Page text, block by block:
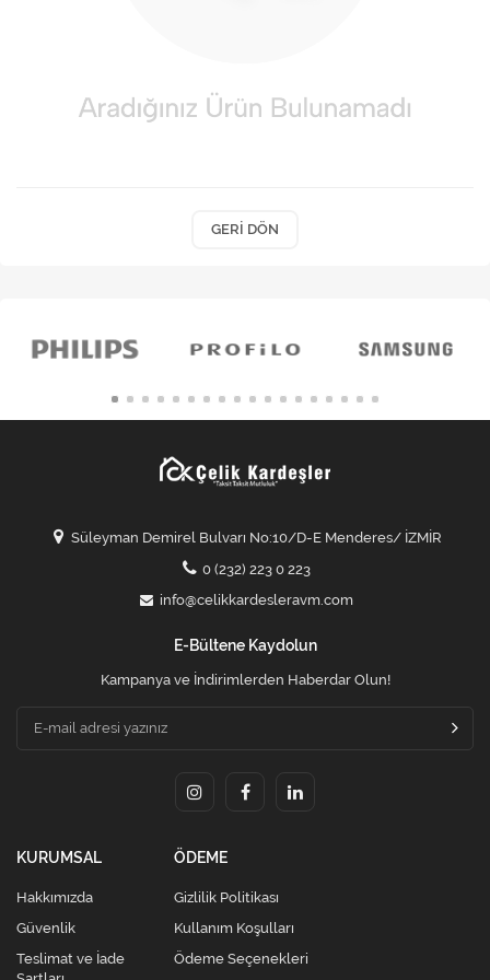
Ev Tekstili
GERI DÖN
Süleyman Demirel Bulvarı No:10/D-E Menderes/ İZMİR
0 (232) 223 0 223
info@celikkardesleravm.com
E-Bültene Kaydolun
Kampanya ve İndirimlerden Haberdar Olun!
KURUMSAL
Hakkımızda
Güvenlik
Teslimat ve İade
ÖDEME
Gizlilik Politikası
Kullanım Koşulları
Ödeme Seçenekleri